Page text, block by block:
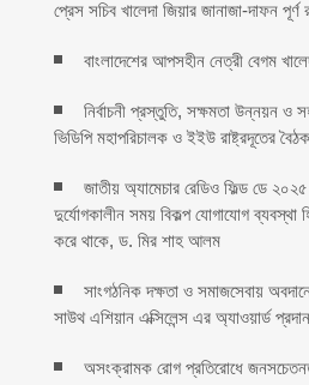
প্রেস সচিব খালেদা জিয়ার জানাজা-দাফন পূর্ণ
বাংলাদেশের আপসহীন নেত্রী বেগম
নির্বাচনী প্রস্তুতি, সক্ষমতা উন্নয়ন ও
ভিডিপি মহাপরিচালক ও ইইউ রাষ্ট্রদূতের বৈঠক
জাতীয় অ্যামেচার রেডিও ফিল্ড ডে
দুর্যোগকালীন সময় বিকল্প যোগাযোগ
করে থাকে, ড. মির শাহ আলম
সাংগঠনিক দক্ষতা ও সমাজসেবায়
সাউথ এশিয়ান এক্সিলেন্স এর অ্যাওয়ার্ড প্রদান
অসংক্রামক রোগ প্রতিরোধে